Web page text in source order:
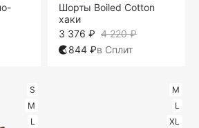
Шорты Boiled Cotton
хаки
4 220 ₽
3 376 ₽
844 ₽в Сплит
S
M
L
M
L
XL